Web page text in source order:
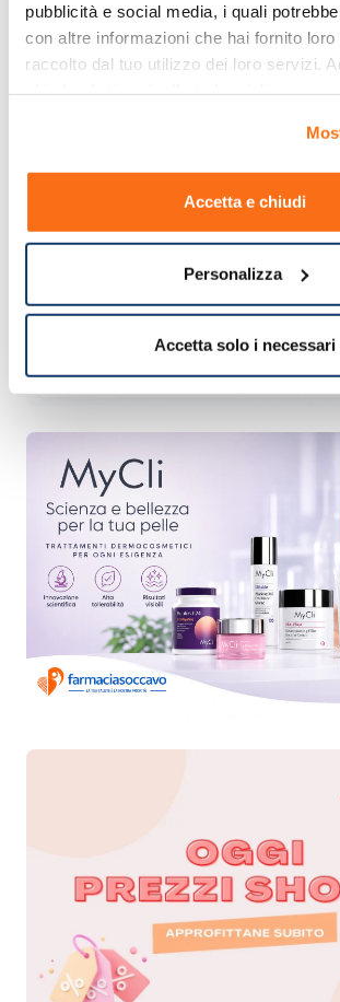
pubblicità e social media, i quali
con altre informazioni che hai fornito loro
raccolto dal tuo utilizzo dei loro servizi.
Accetta e chiudi
Personalizza
Accetta solo i necessari
Farmaci
on line
Farmaci per influenza
e raffreddore